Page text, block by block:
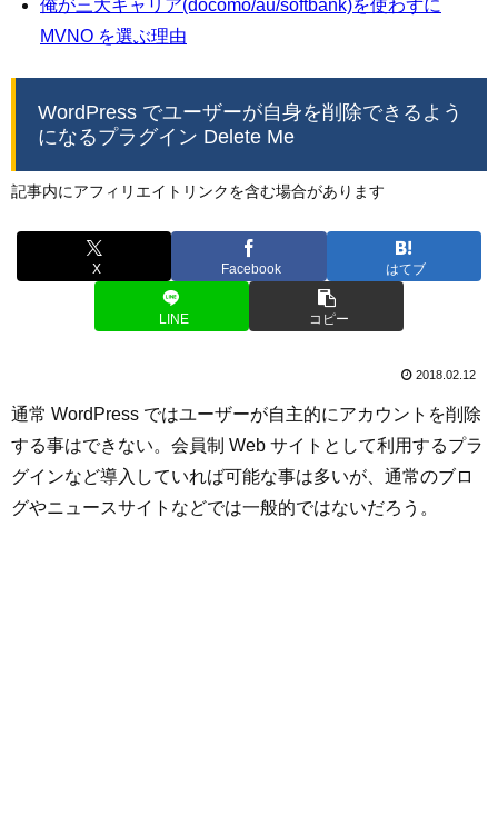
俺が三大キャリア(docomo/au/softbank)を使わずに
MVNO を選ぶ理由
WordPress でユーザーが自身を削除できるよう
になるプラグイン Delete Me
記事内にアフィリエイトリンクを含む場合があります
X Facebook はてブ
LINE コピー
2018.02.12
通常 WordPress ではユーザーが自主的にアカウントを削除
する事はできない。会員制 Web サイトとして利用するプラ
グインなど導入していれば可能な事は多いが、通常のブロ
グやニュースサイトなどでは一般的ではないだろう。